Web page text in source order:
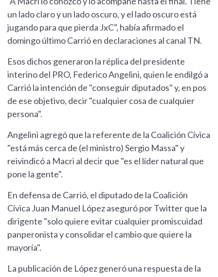
un lado claro y un lado oscuro, y el lado oscuro está
jugando para que pierda JxC", había afirmado el
domingo último Carrió en declaraciones al canal TN.
Esos dichos generaron la réplica del presidente
interino del PRO, Federico Angelini, quien le endilgó a
Carrió la intención de "conseguir diputados" y, en pos
de ese objetivo, decir "cualquier cosa de cualquier
persona".
Angelini agregó que la referente de la Coalición Cívica
"está más cerca de (el ministro) Sergio Massa" y
reivindicó a Macri al decir que "es el líder natural que
pone la gente".
En defensa de Carrió, el diputado de la Coalición
Cívica Juan Manuel López aseguró por Twitter que la
dirigente "solo quiere evitar cualquier promiscuidad
panperonista y consolidar el cambio que quiere la
mayoría".
La publicación de López generó una respuesta de la